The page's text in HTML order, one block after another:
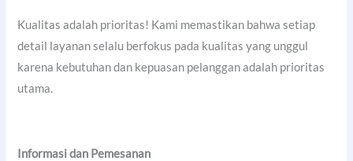
Kualitas adalah prioritas! Kami memastikan bahwa setiap
detail layanan selalu berfokus pada kualitas yang unggul
karena kebutuhan dan kepuasan pelanggan adalah prioritas
utama.
Informasi dan Pemesanan